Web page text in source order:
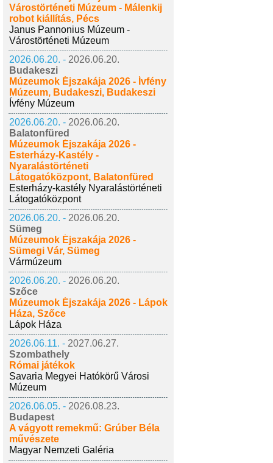
Várostörténeti Múzeum - Málenkij
robot kiállítás, Pécs
Janus Pannonius Múzeum -
Várostörténeti Múzeum
2026.06.20. - 2026.06.20.
Budakeszi
Múzeumok Éjszakája 2026 - Ívfény
Múzeum, Budakeszi, Budakeszi
Ívfény Múzeum
2026.06.20. - 2026.06.20.
Balatonfüred
Múzeumok Éjszakája 2026 -
Esterházy-Kastély -
Nyaralástörténeti
Látogatóközpont, Balatonfüred
Esterházy-kastély Nyaralástörténeti
Látogatóközpont
2026.06.20. - 2026.06.20.
Sümeg
Múzeumok Éjszakája 2026 -
Sümegi Vár, Sümeg
Vármúzeum
2026.06.20. - 2026.06.20.
Szőce
Múzeumok Éjszakája 2026 - Lápok
Háza, Szőce
Lápok Háza
2026.06.11. - 2027.06.27.
Szombathely
Római játékok
Savaria Megyei Hatókörű Városi
Múzeum
2026.06.05. - 2026.08.23.
Budapest
A vágyott remekmű: Grúber Béla
művészete
Magyar Nemzeti Galéria